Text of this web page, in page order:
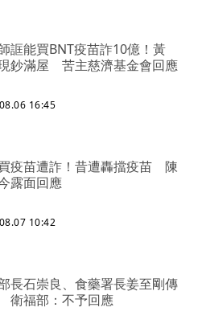
誆能買BNT疫苗詐10億！黃
鈔滿屋 苦主慈濟基金會回應
16:45
疫苗遭詐！昔遭轟擋疫苗 陳
露面回應
10:42
長石崇良、食藥署長姜至剛傳
福部：不予回應